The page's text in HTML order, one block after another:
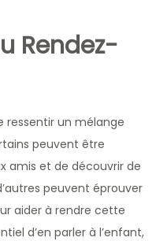
Rendez-
ressentir un mélange
peuvent être
amis et de découvrir de
peuvent éprouver
aider à rendre cette
d’en parler à l’enfant,